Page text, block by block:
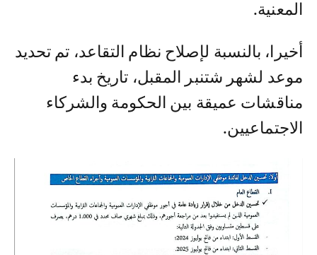
المعنية.
أخيرا، بالنسبة لإصلاح نظام التقاعد، تم تحديد
موعد لشهر شتنبر المقبل، تاريخ بدء
مناقشات عميقة بين الحكومة والشركاء
الاجتماعيين.